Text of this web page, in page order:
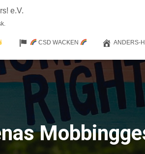
e.V.
CSD WACKEN ANDERS-